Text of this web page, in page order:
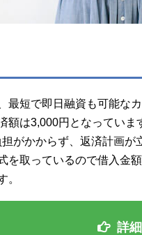
最短で即日融資も可能な
額は3,000円となってい
がかからず、返済計画
を取っているので借入金
。
詳